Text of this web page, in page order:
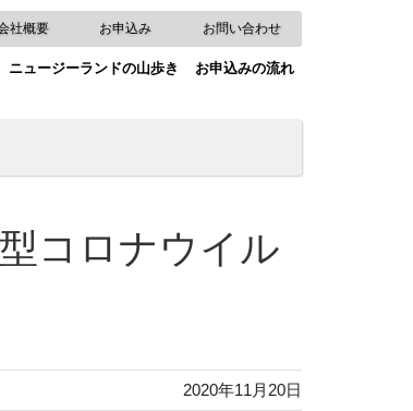
ニュージーランドの山歩き お申込みの流れ
社概要 お申込み お問い合わせ
コロナウイル
2020年11月20日